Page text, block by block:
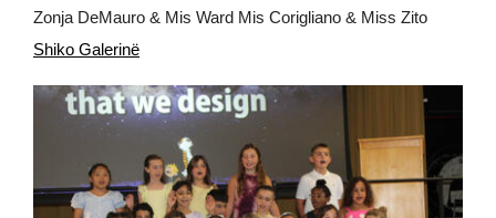
Zonja DeMauro & Mis Ward Mis Corigliano & Miss Zito
Shiko Galerinë